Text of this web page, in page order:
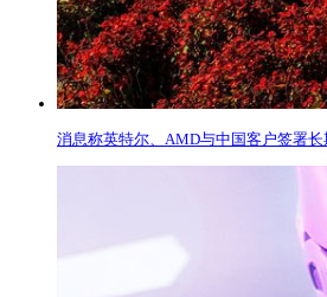
消息称英特尔、AMD与中国客户签署长